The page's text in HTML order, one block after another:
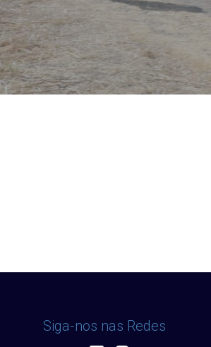
Siga-nos nas Redes